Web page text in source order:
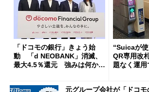
「ドコモの銀行」きょう始
動 「d NEOBANK」消滅、
最大4.5％還元 強みは何か解
“Suicaが使
QR専用改
題なく運用
元グループ会社が「ドコ